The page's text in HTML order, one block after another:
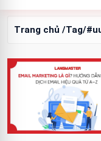
Trang chủ /Tag/